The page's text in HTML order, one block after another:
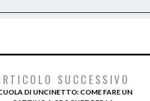
SUCCESSIVO
DI UNCINETTO: COME FARE UN